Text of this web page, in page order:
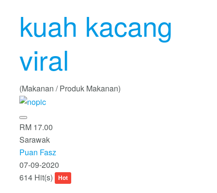
kuah kacang
viral
(Makanan / Produk Makanan)
RM 17.00
Sarawak
Puan Fasz
07-09-2020
614 Hit(s)
Hot